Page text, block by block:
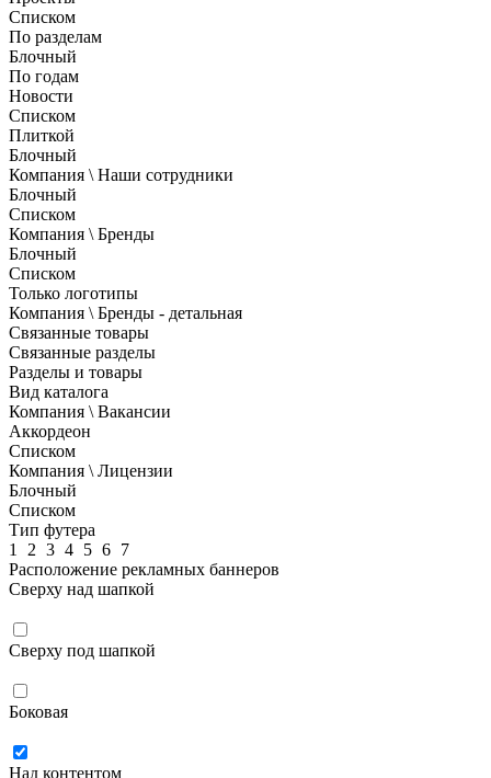
Списком
По разделам
Блочный
По годам
Новости
Списком
Плиткой
Блочный
Компания \ Наши сотрудники
Блочный
Списком
Компания \ Бренды
Блочный
Списком
Только логотипы
Компания \ Бренды - детальная
Связанные товары
Связанные разделы
Разделы и товары
Вид каталога
Компания \ Вакансии
Аккордеон
Списком
Компания \ Лицензии
Блочный
Списком
Тип футера
1
2 3 4 5 6 7
Расположение рекламных баннеров
Сверху над шапкой
Сверху под шапкой
Боковая
Над контентом